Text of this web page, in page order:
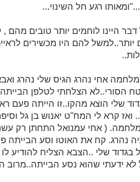
רגע חל השינוי...
דבר היינו לוחמים יותר טובים
יותר..למשל להם היו מכשירים
אחי נהרג הגיס שלי נהרג ואבא
שלי הוצא מהקו..זו הייתה פעם
קרא לי המח"ט יאנוש בן גל
( אחי עמנואל התחתן רק
נהרג. קח את האוטו וסע הבייתה
בגדוד שלי ..הצבא הצליח להודיע
לא ידעתי שהוא נסע הבייתה..מרוב